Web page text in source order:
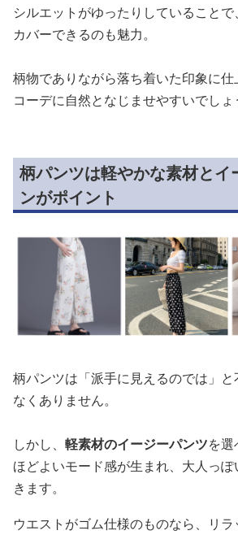
シルエットがゆったりしていること
カバーできるのも魅力。
柄物でありながら落ち着いた印象に
コーデに自然となじませやすいでしょ
柄パンツは軽やかな素材とイ
ンがポイント
柄パンツは「派手に見えるのでは」
なくありません。
しかし、 軽素材のイージーパンツを
ほどよいモード感が生まれ、大人っ
きます。
ウエストがゴム仕様のものなら、リ